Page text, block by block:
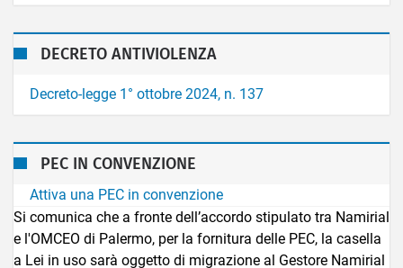
DECRETO ANTIVIOLENZA
Decreto-legge 1° ottobre 2024, n. 137
PEC IN CONVENZIONE
Attiva una PEC in convenzione
Si comunica che a fronte dell’accordo stipulato tra Namirial
e l'OMCEO di Palermo, per la fornitura delle PEC, la casella
a Lei in uso sarà oggetto di migrazione al Gestore Namirial